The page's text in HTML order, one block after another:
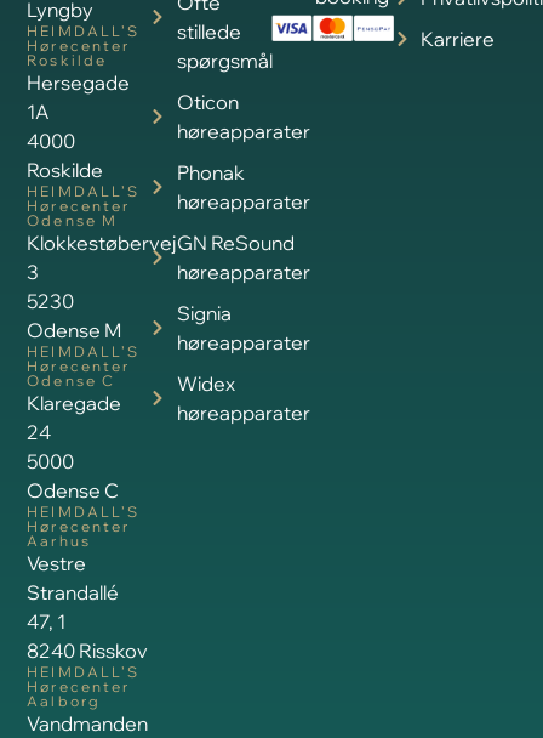
Lyngby
HEIMDALL’S
Hørecenter
Roskilde
Hersegade
1A
4000
Roskilde
HEIMDALL’S
Hørecenter
Odense M
Klokkestøbervej
3
5230
Odense M
HEIMDALL’S
Hørecenter
Odense C
Klaregade
24
5000
Odense C
HEIMDALL’S
Hørecenter
Aarhus
Vestre
Strandallé
47, 1
8240 Risskov
HEIMDALL’S
Hørecenter
Aalborg
Vandmanden
Karriere
stillede
spørgsmål
Oticon
høreapparater
Phonak
høreapparater
GN ReSound
høreapparater
Signia
høreapparater
Widex
høreapparater